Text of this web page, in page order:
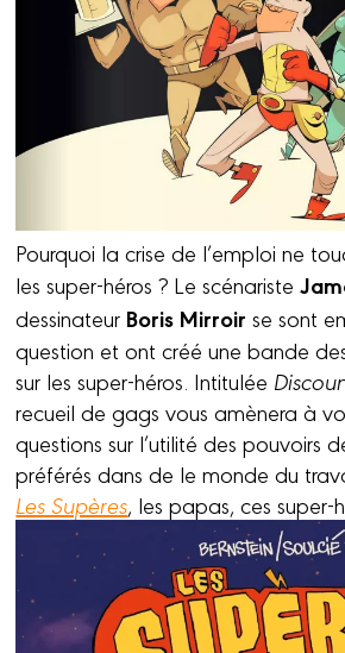
Pourquoi la crise de l’emploi ne
les super-héros ? Le scénariste
dessinateur Boris Mirroir se sont
question et ont créé une bande
sur les super-héros. Intitulée
recueil de gags vous amènera à
questions sur l’utilité des pouvoirs
préférés dans de le monde du
Les Supères, les papas, ces super-